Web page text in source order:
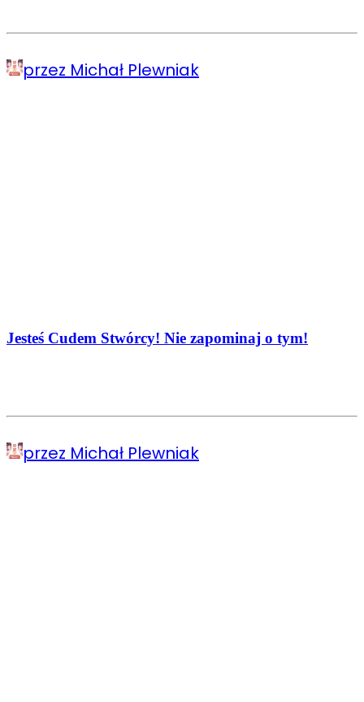
przez Michał Plewniak
Jesteś Cudem Stwórcy! Nie zapominaj o tym!
przez Michał Plewniak